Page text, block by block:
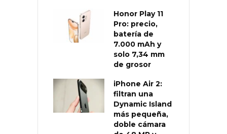
Honor Play 11
Pro: precio,
batería de
7.000 mAh y
solo 7,34 mm
de grosor
iPhone Air 2:
filtran una
Dynamic Island
más pequeña,
doble cámara